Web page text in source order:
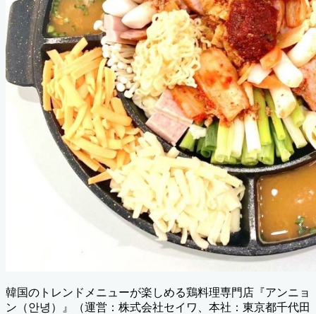
韓国のトレンドメニューが楽しめる鶏料理専門店『アンニョ
ン（안녕）』（運営：株式会社セイワ、本社：東京都千代田